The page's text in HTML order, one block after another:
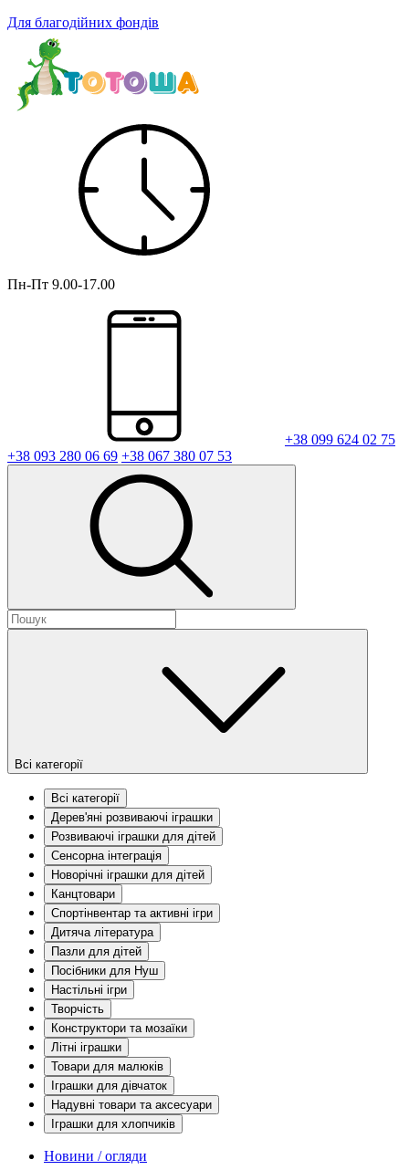
Для благодійних фондів
Пн-Пт 9.00-17.00
+38 099 624 02 75
+38 093 280 06 69 +38 067 380 07 53
Всі категорії
Всі категорії
Дерев'яні розвиваючі іграшки
Розвиваючі іграшки для дітей
Сенсорна інтеграція
Новорічні іграшки для дітей
Канцтовари
Спортінвентар та активні ігри
Дитяча література
Пазли для дітей
Посібники для Нуш
Настільні ігри
Творчість
Конструктори та мозаїки
Літні іграшки
Товари для малюків
Іграшки для дівчаток
Надувні товари та аксесуари
Іграшки для хлопчиків
Новини / огляди